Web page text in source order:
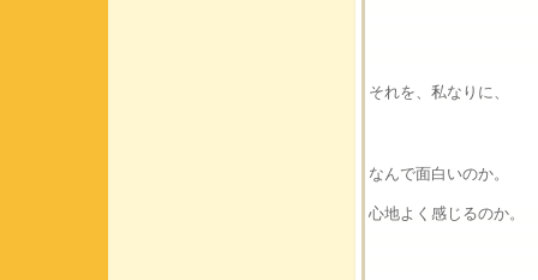
それを、私なりに、
なんで面白いのか。
心地よく感じるのか。